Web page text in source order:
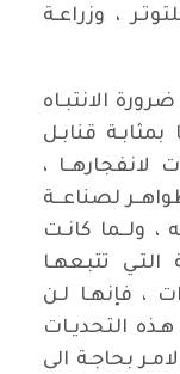
، وزراعـة
الانتبـاه
قنابـل
لانفجارهــا ،
لصناعــة
، ولــما كانـت
تتبعهـا
، فإنهـا لـن
التحديـات
بحاجـة الى